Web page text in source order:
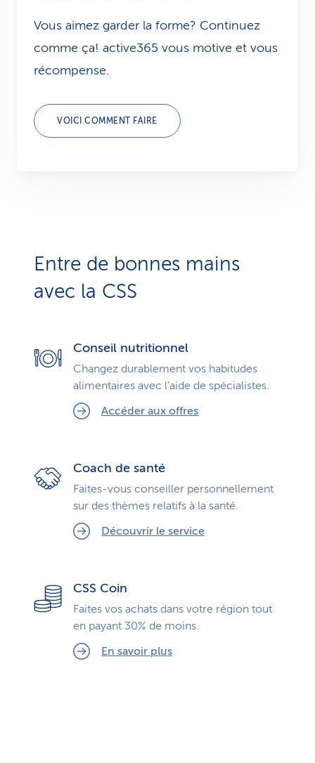
Vous aimez garder la forme? Continuez
comme ça! active365 vous motive et vous
récompense.
VOICI COMMENT FAIRE
Entre de bonnes mains
avec la CSS
Conseil nutritionnel
Changez durablement vos habitudes
alimentaires avec l’aide de spécialistes.
Accéder aux offres
Coach de santé
Faites-vous conseiller personnellement
sur des thèmes relatifs à la santé.
Découvrir le service
CSS Coin
Faites vos achats dans votre région tout
en payant 30% de moins.
En savoir plus